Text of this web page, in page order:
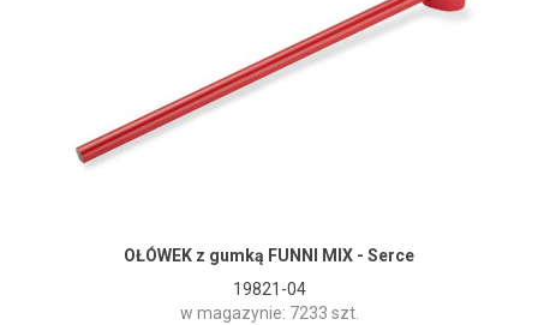
OŁÓWEK z gumką FUNNI MIX - Serce
19821-04
w magazynie: 7233 szt.